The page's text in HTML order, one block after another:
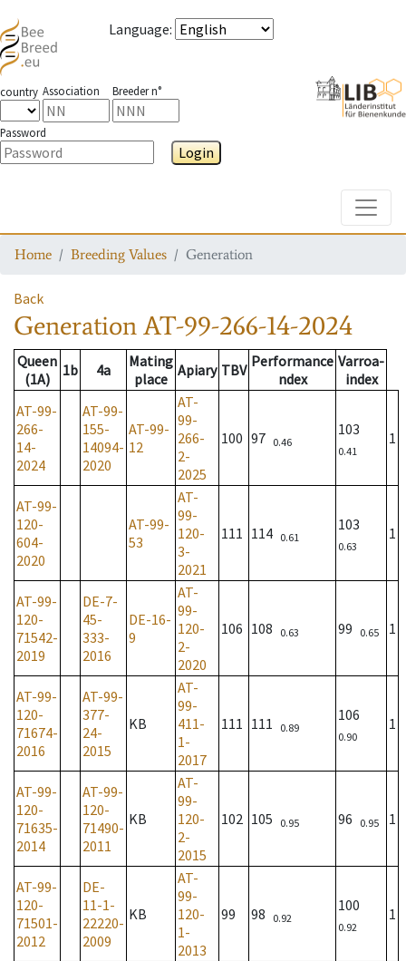
Language:
country Association Breeder n°
Password
Login
Home Breeding Values Generation
Back
GenerationAT-99-266-14-2024
Queen
(1A)
1b 4a
Mating
place Apiary TBV Performance
ndex
Varroa-
index
AT-99-
266-
14-
2024
AT-99-
155-
14094-
2020
AT-99-
12
AT-
99-
266-
2-
2025
100 97 0.46
103
0.41
1
AT-99-
120-
604-
2020
AT-99-
53
AT-
99-
120-
3-
2021
111 114 0.61
103
0.63
1
AT-99-
120-
71542-
2019
DE-7-
45-
333-
2016
DE-16-
9
AT-
99-
120-
2-
2020
106 108 0.63 99 0.65 1
AT-99-
120-
71674-
2016
AT-99-
377-
24-
2015
KB
AT-
99-
411-
1-
2017
111 111 0.89
106
0.90
1
AT-99-
120-
71635-
2014
AT-99-
120-
71490-
2011
KB
AT-
99-
120-
2-
2015
102 105 0.95 96 0.95 1
AT-99-
120-
71501-
2012
DE-
11-1-
22220-
2009
KB
AT-
99-
120-
1-
2013
99 98 0.92
100
0.92
1